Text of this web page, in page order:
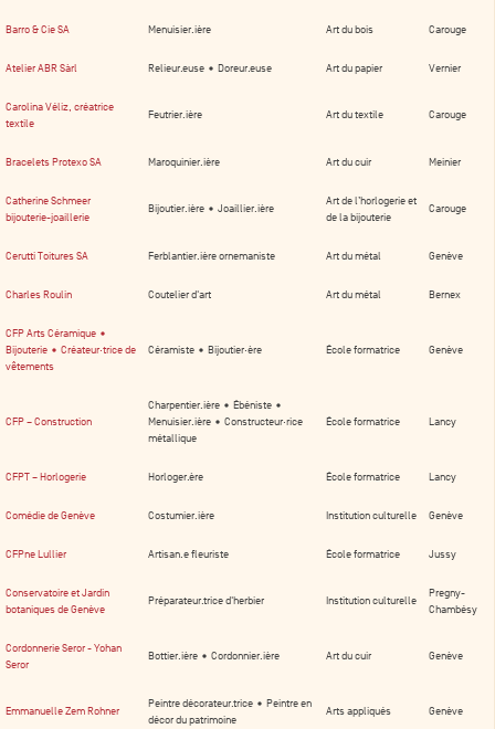
Barro & Cie SA Menuisier.ière Art du bois Carouge
Atelier ABR Sàrl Relieur.euse • Doreur.euse Art du papier Vernier
Carolina Véliz, créatrice
textile
Feutrier.ière Art du textile Carouge
Bracelets Protexo SA Maroquinier.ière Art du cuir Meinier
Catherine Schmeer
bijouterie-joaillerie
Bijoutier.ière • Joaillier.ière
Art de l’horlogerie et
de la bijouterie
Carouge
Cerutti Toitures SA Ferblantier.ière ornemaniste Art du métal Genève
Charles Roulin Coutelier d'art Art du métal Bernex
CFP Arts Céramique •
Bijouterie • Créateur·trice de
vêtements
Céramiste • Bijoutier·ère École formatrice Genève
CFP – Construction
Charpentier.ière • Ébéniste •
Menuisier.ière • Constructeur·rice
métallique
École formatrice Lancy
CFPT – Horlogerie Horloger.ère École formatrice Lancy
Comédie de Genève Costumier.ière Institution culturelle Genève
CFPne Lullier Artisan.e fleuriste École formatrice Jussy
Conservatoire et Jardin
botaniques de Genève
Préparateur.trice d'herbier Institution culturelle
Pregny-
Chambésy
Cordonnerie Seror - Yohan
Seror
Bottier.ière • Cordonnier.ière Art du cuir Genève
Emmanuelle Zem Rohner
Peintre décorateur.trice • Peintre en
décor du patrimoine
Arts appliqués Genève